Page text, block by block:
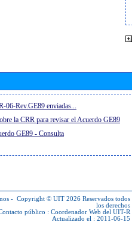
06-Rev.GE89 enviadas...
la CRR para revisar el Acuerdo GE89
GE89 - Consulta
- Copyright © UIT 2026 Reservados todos
los derechos
público : Coordenador Web del UIT-R
Actualizado el : 2011-06-15